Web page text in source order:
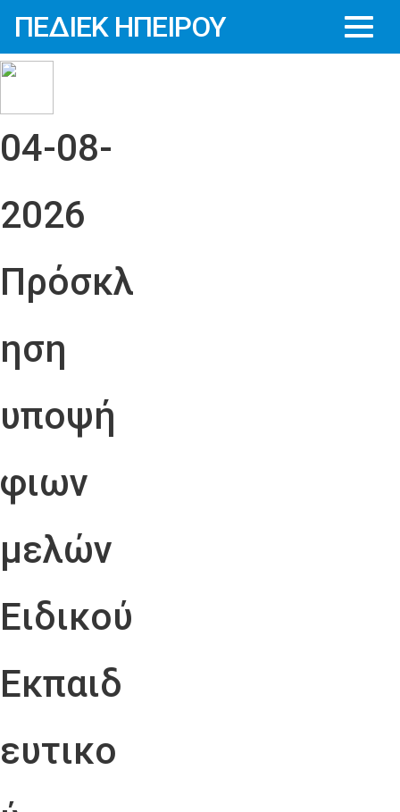
ΠΕΔΙΕΚ ΗΠΕΙΡΟΥ
04-08-
2026
Πρόσκλ
ηση
υποψή
φιων
μελών
Ειδικού
Εκπαιδ
ευτικο